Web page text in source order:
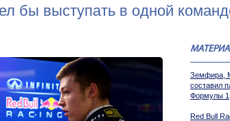
бы выступать в одной
Земфира,
составил
Формулы 1
Red Bull